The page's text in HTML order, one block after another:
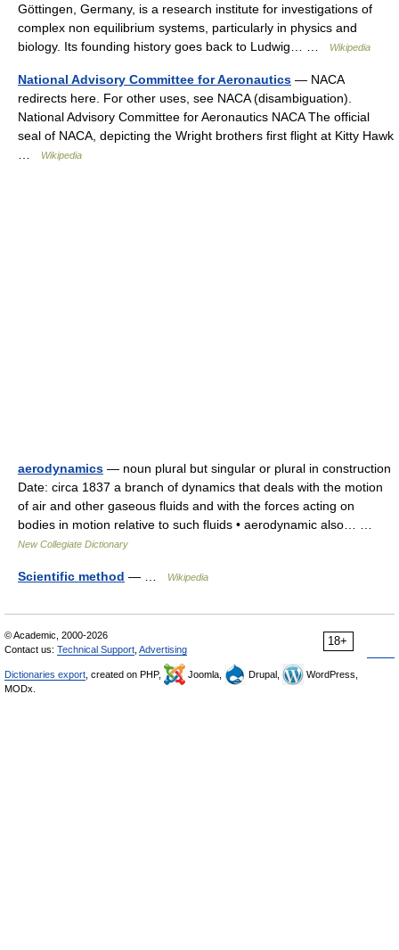
Göttingen, Germany, is a research institute for investigations of
complex non equilibrium systems, particularly in physics and
biology. Its founding history goes back to Ludwig… …
Wikipedia
National Advisory Committee for Aeronautics — NACA
redirects here. For other uses, see NACA (disambiguation).
National Advisory Committee for Aeronautics NACA The official
seal of NACA, depicting the Wright brothers first flight at Kitty Hawk
Wikipedia
aerodynamics — noun plural but singular or plural in construction
Date: circa 1837 a branch of dynamics that deals with the motion
of air and other gaseous fluids and with the forces acting on
bodies in motion relative to such fluids • aerodynamic also… …
New Collegiate Dictionary
Scientific method — … Wikipedia
18+
© Academic, 2000-2026
Contact us: Technical Support Advertising
Dictionaries export , created on PHP, Joomla, Drupal,
WordPress,
MODx.